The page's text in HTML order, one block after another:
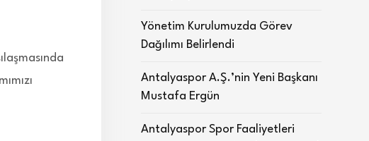
Yönetim Kurulumuzda Görev
Dağılımı Belirlendi
Antalyaspor A.Ş.’nin Yeni Başkanı
Mustafa Ergün
Antalyaspor Spor Faaliyetleri